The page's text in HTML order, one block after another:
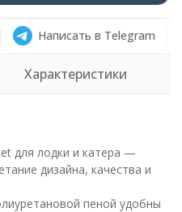
Написать в Telegram
Характеристики
для лодки и катера —
дизайна, качества и
пеной удобны